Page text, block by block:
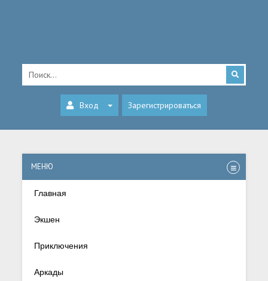
Вход Зарегистрироваться
МЕНЮ
Главная
Экшен
Приключения
Аркады